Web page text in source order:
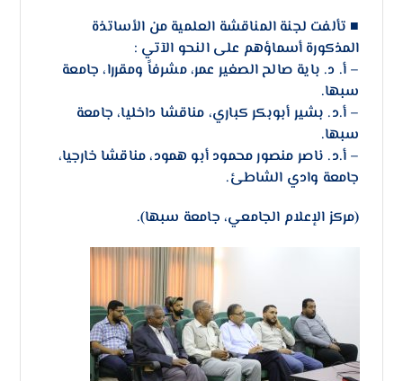
■ تألفت لجنة المناقشة العلمية من الأساتذة
المذكورة أسماؤهم على النحو الآتي :
– أ. د. باية صالح الصغير عمر، مشرفاً ومقررا، جامعة
سبها.
– أ.د. بشير أبوبكر كباري، مناقشا داخليا، جامعة
سبها.
– أ.د. ناصر منصور محمود أبو همود، مناقشا خارجيا،
جامعة وادي الشاطئ.
(مركز الإعلام الجامعي، جامعة سبها).